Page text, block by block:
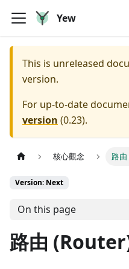
Yew
This is unreleased
version.
For up-to-date
version (0.23).
核心觀念 路
Version: Next
On this page
路由